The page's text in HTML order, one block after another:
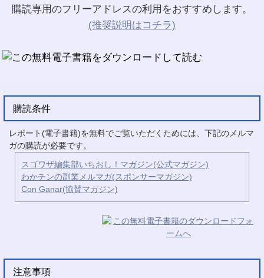
購読専用のフリーアドレスの利用をおすすめします。
(推奨説明はコチラ)
購読条件
レポート(電子書籍)を無料でご覧いただくためには、下記のメルマ
ガの購読が必要です。
スゴワザ編集部いちおし！マガジン(公式マガジン)
わかチンの副業メルマガ(スポンサーマガジン)
Con Ganar(協賛マガジン)
注意事項